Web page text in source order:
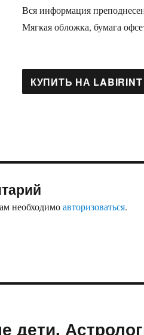
Вся информация
Мягкая обложка, бумага
необходимоавторизоваться.
дети.